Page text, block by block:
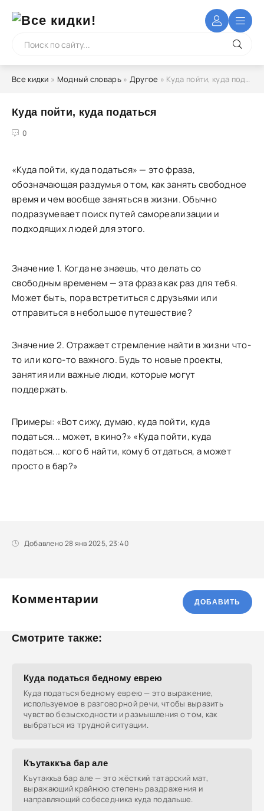
Все кидки » Модный словарь» Другое » Куда пойти, куда податься
Куда пойти, куда податься
0
5
«Куда пойти, куда податься» — это фраза,
обозначающая раздумья о том, как занять свободное
время и чем вообще заняться в жизни. Обычно
подразумевает поиск путей самореализации и
подходящих людей для этого.
Значение 1. Когда не знаешь, что делать со
свободным временем — эта фраза как раз для тебя.
Может быть, пора встретиться с друзьями или
отправиться в небольшое путешествие?
Значение 2. Отражает стремление найти в жизни что-
то или кого-то важного. Будь то новые проекты,
занятия или важные люди, которые могут
поддержать.
Примеры: «Вот сижу, думаю, куда пойти, куда
податься... может, в кино?» «Куда пойти, куда
податься... кого б найти, кому б отдаться, а может
просто в бар?»
Добавлено 28 янв 2025, 23:40
Комментарии ДОБАВИТЬ
Смотрите также:
Куда податься бедному еврею
Куда податься бедному еврею — это выражение,
используемое в разговорной речи, чтобы выразить
чувство безысходности и размышления о том, как
выбраться из трудной ситуации.
Къутаккъа бар але
Къутаккъа бар але — это жёсткий татарский мат,
выражающий крайнюю степень раздражения и
направляющий собеседника куда подальше.